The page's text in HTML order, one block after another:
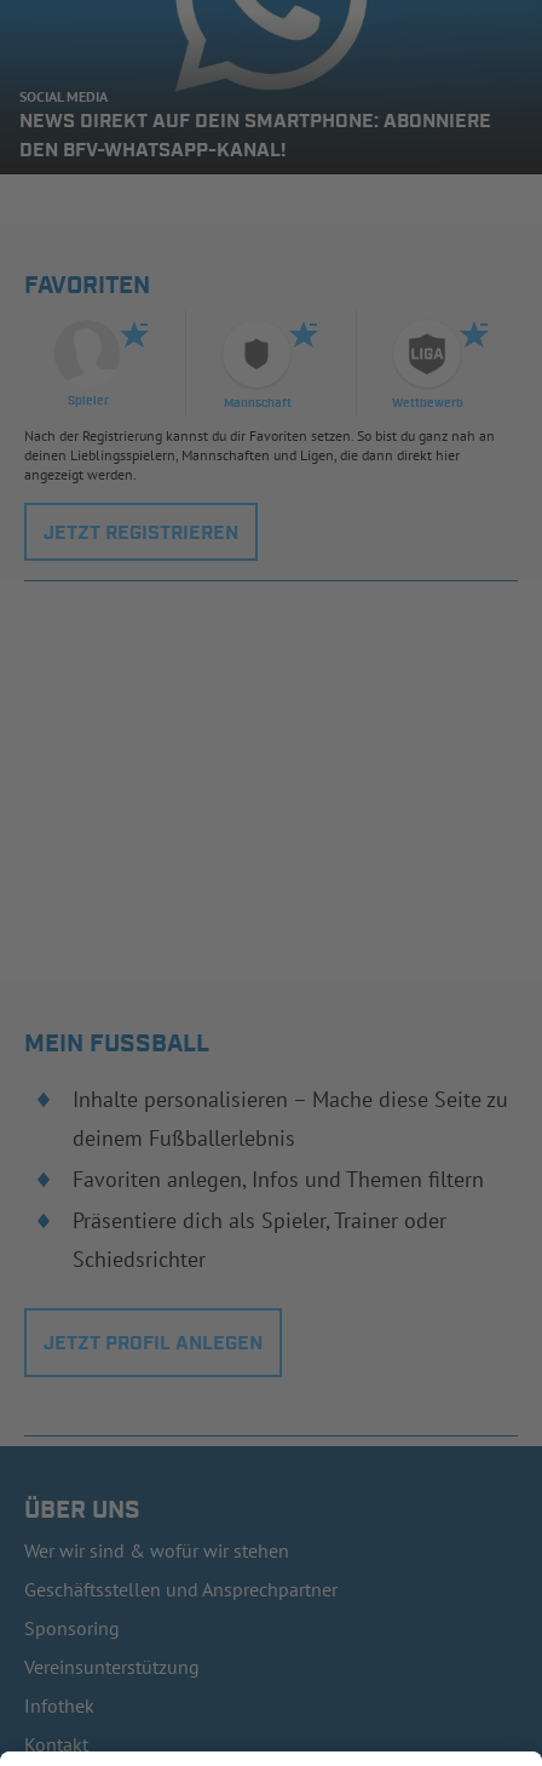
SOCIAL MEDIA
NEWS DIREKT AUF DEIN SMARTPHONE: ABONNIERE
DEN BFV-WHATSAPP-KANAL!
FAVORITEN
Spieler Mannschaft Wettbewerb
Nach der Registrierung kannst du dir Favoriten setzen. So bist du ganz nah an
deinen Lieblingsspielern, Mannschaften und Ligen, die dann direkt hier
angezeigt werden.
JETZT REGISTRIEREN
MEIN FUSSBALL
Inhalte personalisieren – Mache diese Seite zu
deinem Fußballerlebnis
Favoriten anlegen, Infos und Themen filtern
Präsentiere dich als Spieler, Trainer oder
Schiedsrichter
JETZT PROFIL ANLEGEN
ÜBER UNS
Wer wir sind & wofür wir stehen
Geschäftsstellen und Ansprechpartner
Sponsoring
Vereinsunterstützung
Infothek
Kontakt